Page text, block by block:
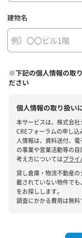
建物名
※下記の個人情報の取
ださい
個人情報の取り扱い
本サービスは、株式会社
CREフォーラムの申し
人情報は、資料送付、
の事業や営業活動等の
考え方についてはプライ
貸し倉庫・物流不動産
載されていない物件で
をお探しします。
調査にかかる費用は無料